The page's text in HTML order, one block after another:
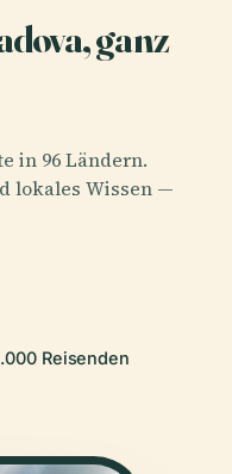
ganz
in 96 Ländern.
lokales Wissen —
Reisenden